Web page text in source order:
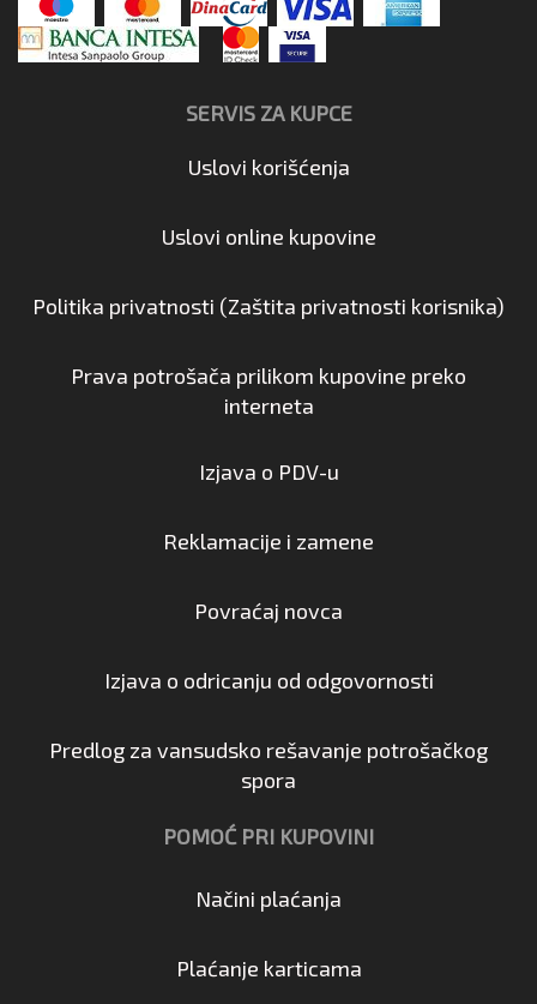
SERVIS ZA KUPCE
Uslovi korišćenja
Uslovi online kupovine
Politika privatnosti (Zaštita privatnosti korisnika)
Prava potrošača prilikom kupovine preko
interneta
Izjava o PDV-u
Reklamacije i zamene
Povraćaj novca
Izjava o odricanju od odgovornosti
Predlog za vansudsko rešavanje potrošačkog
spora
POMOĆ PRI KUPOVINI
Načini plaćanja
Plaćanje karticama